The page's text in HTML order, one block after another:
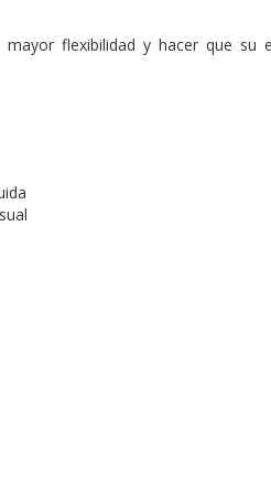
flexibilidad y hacer que su